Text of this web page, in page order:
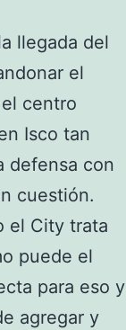
llegada del
el
centro
Isco tan
defensa con
cuestión.
el City trata
puede el
para eso y
agregar y